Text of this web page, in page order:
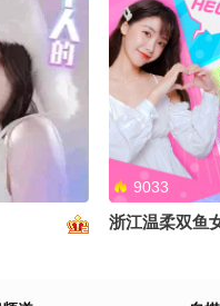
9033
浙江温柔双鱼